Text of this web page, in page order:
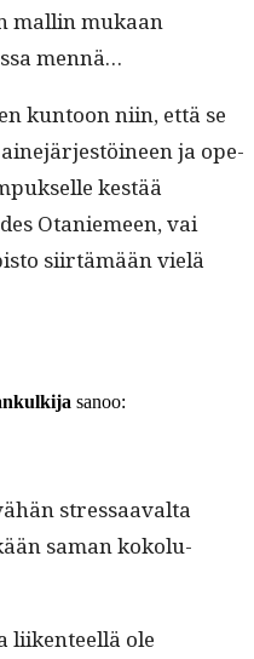
mallin mukaan
mennä…
kun­toon niin, että se
ja ope­
kestää
Otaniemeen, vai
siirtämään vielä
sanoo:
stres­saaval­ta
saman kokolu­
liiken­teel­lä ole